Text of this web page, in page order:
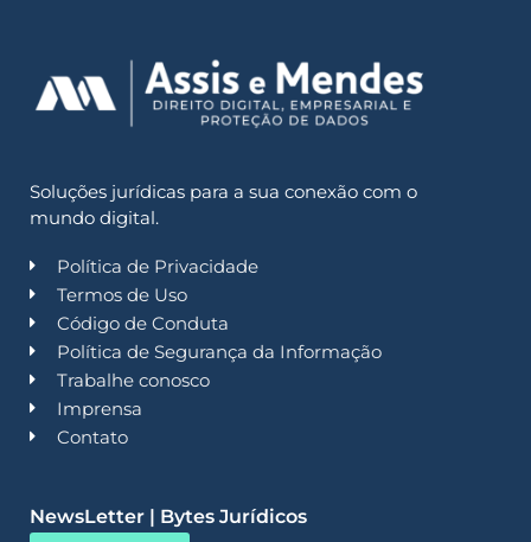
Soluções jurídicas para a sua conexão com o
mundo digital.
Política de Privacidade
Termos de Uso
Código de Conduta
Política de Segurança da Informação
Trabalhe conosco
Imprensa
Contato
NewsLetter | Bytes Jurídicos